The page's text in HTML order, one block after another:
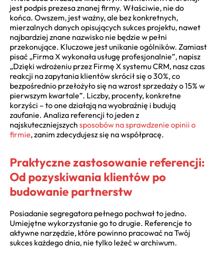
jest podpis prezesa znanej firmy. Właściwie, nie do
końca. Owszem, jest ważny, ale bez konkretnych,
mierzalnych danych opisujących sukces projektu, nawet
najbardziej znane nazwisko nie będzie w pełni
przekonujące. Kluczowe jest unikanie ogólników. Zamiast
pisać „Firma X wykonała usługę profesjonalnie”, napisz
„Dzięki wdrożeniu przez Firmę X systemu CRM, nasz czas
reakcji na zapytania klientów skrócił się o 30%, co
bezpośrednio przełożyło się na wzrost sprzedaży o 15% w
pierwszym kwartale”. Liczby, procenty, konkretne
korzyści – to one działają na wyobraźnię i budują
zaufanie. Analiza referencji to jeden z
najskuteczniejszych sposobów na sprawdzenie opinii o
firmie, zanim zdecydujesz się na współpracę.
Praktyczne zastosowanie referencji:
Od pozyskiwania klientów po
budowanie partnerstw
Posiadanie segregatora pełnego pochwał to jedno.
Umiejętne wykorzystanie go to drugie. Referencje to
aktywne narzędzie, które powinno pracować na Twój
sukces każdego dnia, nie tylko leżeć w archiwum.